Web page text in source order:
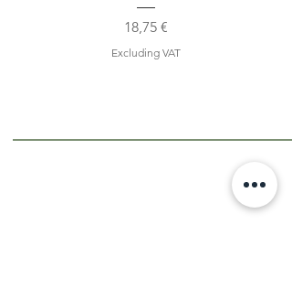
Price
18,75 €
Excluding VAT